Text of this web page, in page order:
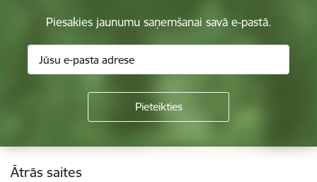
Piesakies jaunumu saņemšanai savā e-pastā.
Kājene
Ātrās saites